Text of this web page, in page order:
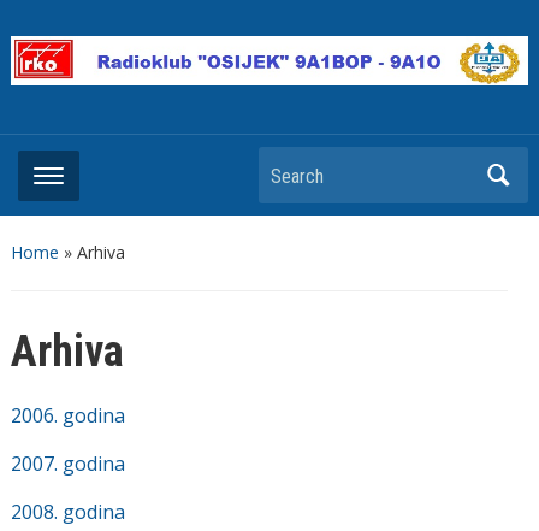
Search
Home » Arhiva
Arhiva
2006. godina
2007. godina
2008. godina